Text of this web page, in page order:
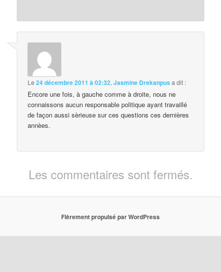
Le24 décembre 2011 à 02:32,Jasmine Drekanpus a dit :
Encore une fois, à gauche comme à droite, nous ne
connaissons aucun responsable politique ayant travaillé
de façon aussi sèrieuse sur ces questions ces dernières
annèes.
Les commentaires sont fermés.
Fièrement propulsé par WordPress